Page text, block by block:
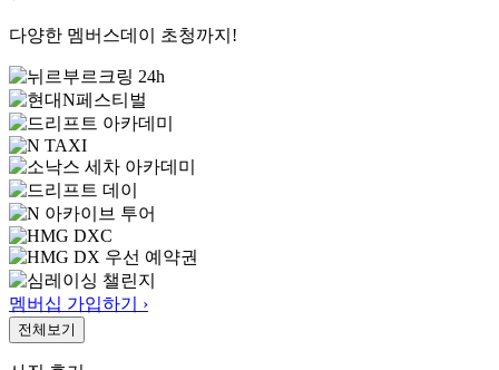
다양한 멤버스데이 초청까지!
멤버십 가입하기 ›
전체보기